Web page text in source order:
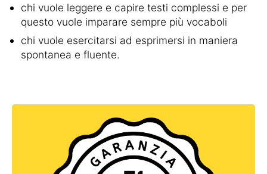
chi vuole leggere e capire testi complessi e per
questo vuole imparare sempre più vocaboli
chi vuole esercitarsi ad esprimersi in maniera
spontanea e fluente.